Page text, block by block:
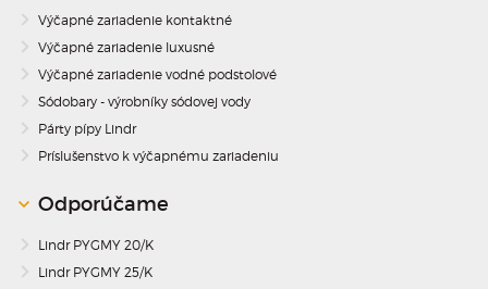
Výčapné zariadenie kontaktné
Výčapné zariadenie luxusné
Výčapné zariadenie vodné podstolové
Sódobary - výrobníky sódovej vody
Párty pípy Lindr
Príslušenstvo k výčapnému zariadeniu
Odporúčame
Lindr PYGMY 20/K
Lindr PYGMY 25/K